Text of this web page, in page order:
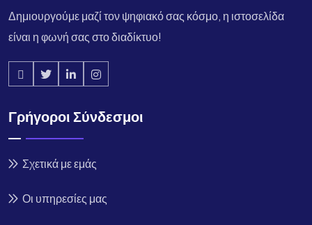
Δημιουργούμε μαζί τον ψηφιακό σας κόσμο, η ιστοσελίδα
είναι η φωνή σας στο διαδίκτυο!
Γρήγοροι Σύνδεσμοι
Σχετικά με εμάς
Οι υπηρεσίες μας